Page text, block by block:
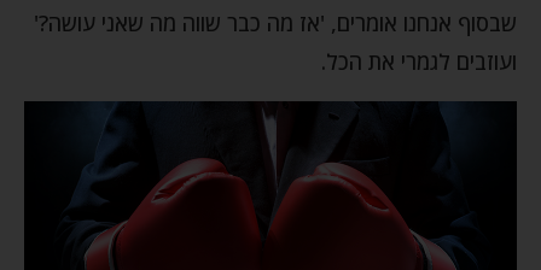
שבסוף אנחנו אומרים, 'אז מה כבר שווה מה שאני עושה?'
ועוזבים לגמרי את הכל.